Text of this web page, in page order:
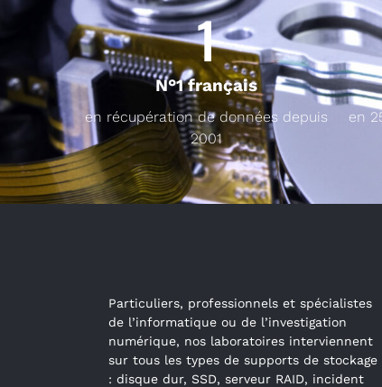
N°1 français
1
en récupération de données depuis
2001
en
Particuliers, professionnels et spécialistes
de l’informatique ou de l’investigation
numérique, nos laboratoires interviennent
sur tous les types de supports de stockage
: disque dur, SSD, serveur RAID, incident